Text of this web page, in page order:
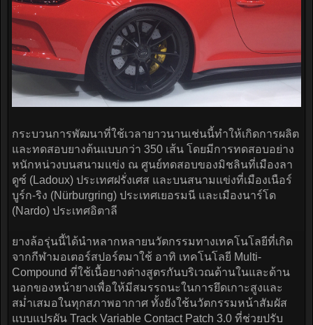
กระบวนการพัฒนาที่ใช้เวลายาวนานเช่นนี้ทำให้เกิดการผลิต
และทดสอบยางต้นแบบกว่า 350 เส้น โดยมีการทดสอบอย่าง
หนักหน่วงบนสนามแข่ง ณ ศูนย์ทดสอบของมิชลินที่เมืองลา
ดูซ์ (Ladoux) ประเทศฝรั่งเศส และบนสนามแข่งที่เมืองเนือร์
บูร์ก-ริง (Nürburgring) ประเทศเยอรมนี และเมืองนาร์โด
(Nardo) ประเทศอิตาลี
ยางล้อรุ่นนี้ได้นำหลากหลายนวัตกรรมทางเทคโนโลยีที่เกิด
จากกีฬามอเตอร์สปอร์ตมาใช้ อาทิ เทคโนโลยี Multi-
Compound ที่ใช้เนื้อยางต่างสูตรกันบริเวณด้านในและด้าน
นอกของหน้ายางเพื่อให้มีสมรรถนะในการยึดเกาะสูงและ
สม่ำเสมอในทุกสภาพอากาศ ทั้งยังใช้นวัตกรรมหน้าสัมผัส
แบบแปรผัน Track Variable Contact Patch 3.0 ที่ช่วยปรับ